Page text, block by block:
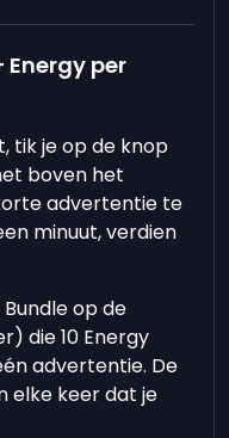
Energy per
tik je op de knop
boven het
advertentie te
minuut, verdien
op de
die 10 Energy
advertentie. De
elke keer dat je